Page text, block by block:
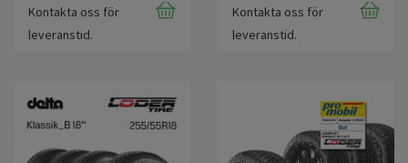
Kontakta oss för
leveranstid.
Kontakta oss för
leveranstid.